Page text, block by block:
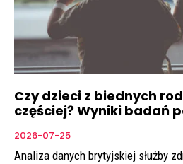
Czy dzieci z biednych
częściej? Wyniki badań
2026-07-25
Analiza danych brytyjskiej służby